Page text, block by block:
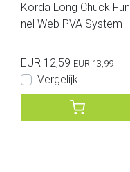
Korda Long Chuck Fun
nel Web PVA System
EUR 12,59 EUR 13,99
Vergelijk